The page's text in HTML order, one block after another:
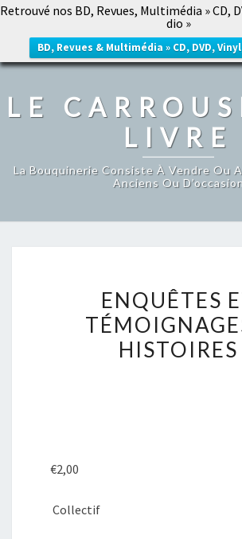
Retrouvé nos BD, Revues, Multimédia » CD,
dio »
BD, Revues & Multimédia » CD, DVD,
LE CARROUSEL DU LIVRE
LE
LIVRE
La Bouquinerie Consiste À Vendre Ou
Anciens Ou
ET
4
ENQUÊTES
HISTOIRES
€2,00
Collectif